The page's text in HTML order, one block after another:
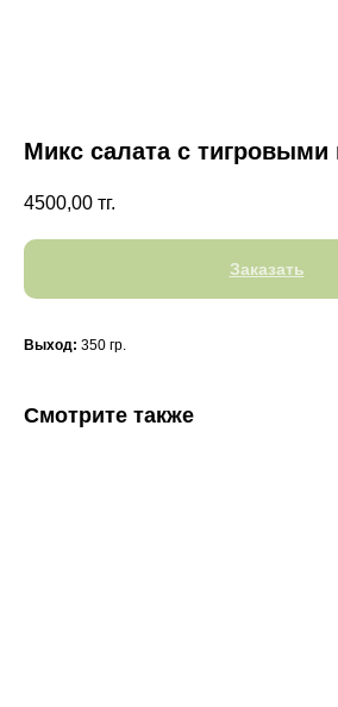
Микс салата с тигровыми
4500,00 тг.
Заказать
Выход: 350 гр.
Смотрите также